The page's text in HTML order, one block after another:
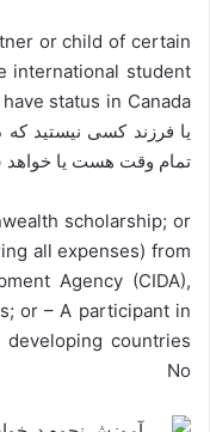
or child of certain
international student
یا فرزند کسی نیستید که
تمام وقت هست یا خواهد
scholarship; or
all expenses) from
Agency (CIDA),
or – A participant in
No